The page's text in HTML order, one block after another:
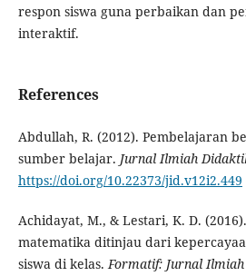
respon siswa guna perbaikan dan
interaktif.
References
Abdullah, R. (2012). Pembelajaran
sumber belajar. Jurnal Ilmiah
https://doi.org/10.22373/jid.v12i2.449
Achidayat, M., & Lestari, K. D.
matematika ditinjau dari
siswa di kelas.Formatif: Jurnal